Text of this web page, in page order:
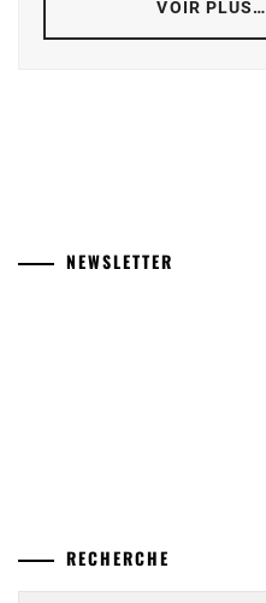
VOIR PLUS…
NEWSLETTER
RECHERCHE